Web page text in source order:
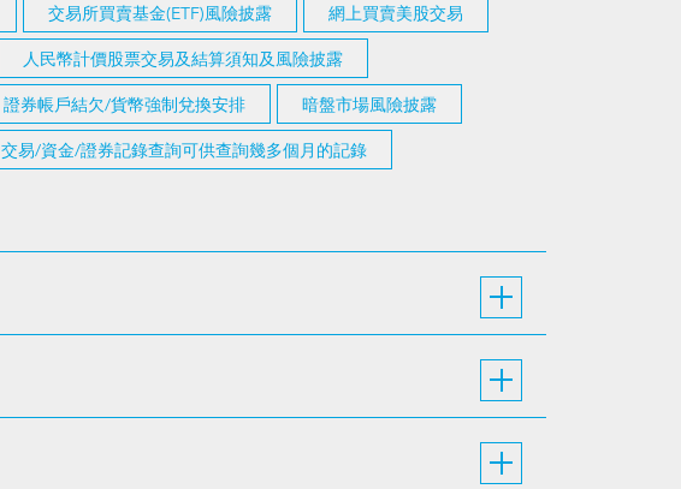
交易所買賣基金(ETF)風險披露
網上買賣美股交易
人民幣計價股票交易及結算須知及風險披露
證券帳戶結欠/貨幣強制兌換安排
暗盤市場風險披露
交易/資金/證券記錄查詢可供查詢幾多個月的記錄